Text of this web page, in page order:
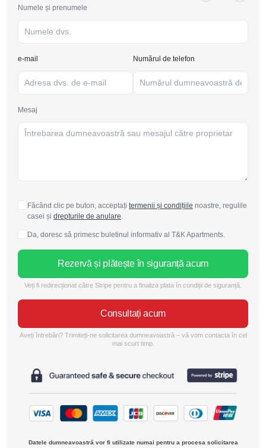
Numele și prenumele
e-mail Numărul de telefon
Mesaj
Făcând clic pe buton, acceptați termenii și condițiile noastre, regulile
casei și drepturile de anulare.
Da, doresc să primesc buletinul informativ al T&K Apartments.
Rezervă și plătește în siguranță acum
Veți fi redirecționat către Stripe pentru a finaliza plata în condiții de siguranță.
Consultați acum
Aveți întrebări? Trimiteți-ne solicitarea dumneavoastră – vă vom contacta în cel
mai scurt timp.
Datele dumneavoastră vor fi utilizate numai pentru a procesa solicitarea